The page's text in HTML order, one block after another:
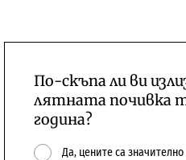
По-скъпа ли ви
лятната почивка
година?
Да, цените са